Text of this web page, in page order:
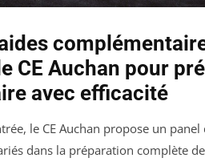
CE Auchan pour
avec efficacité
le CE Auchan propose un panel
dans la préparation complète